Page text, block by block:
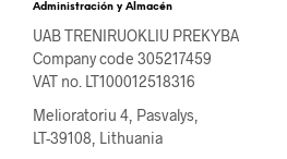
Administración y Almacén
UAB TRENIRUOKLIU PREKYBA
Company code 305217459
VAT no. LT100012518316
Melioratoriu 4, Pasvalys,
LT-39108, Lithuania